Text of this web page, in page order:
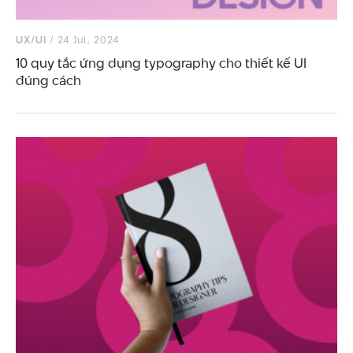
UX/UI / 24 Jul, 2024
10 quy tắc ứng dụng typography cho thiết kế UI
đúng cách